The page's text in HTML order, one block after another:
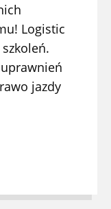
Logistic
jazdy